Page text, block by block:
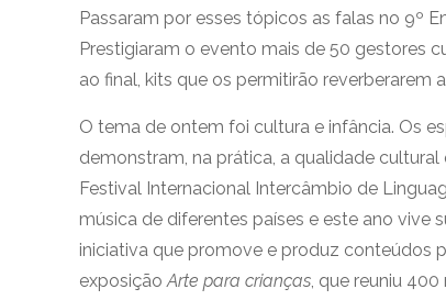
Passaram por esses tópicos as falas no 9º
Prestigiaram o evento mais de 50 gestores
ao final, kits que os permitirão reverberarem
O tema de ontem foi cultura e infância. Os
demonstram, na prática, a qualidade
Festival Internacional Intercâmbio de
música de diferentes países e este ano vive
iniciativa que promove e produz conteúdos
exposiçãoArte para crianças, que reuniu